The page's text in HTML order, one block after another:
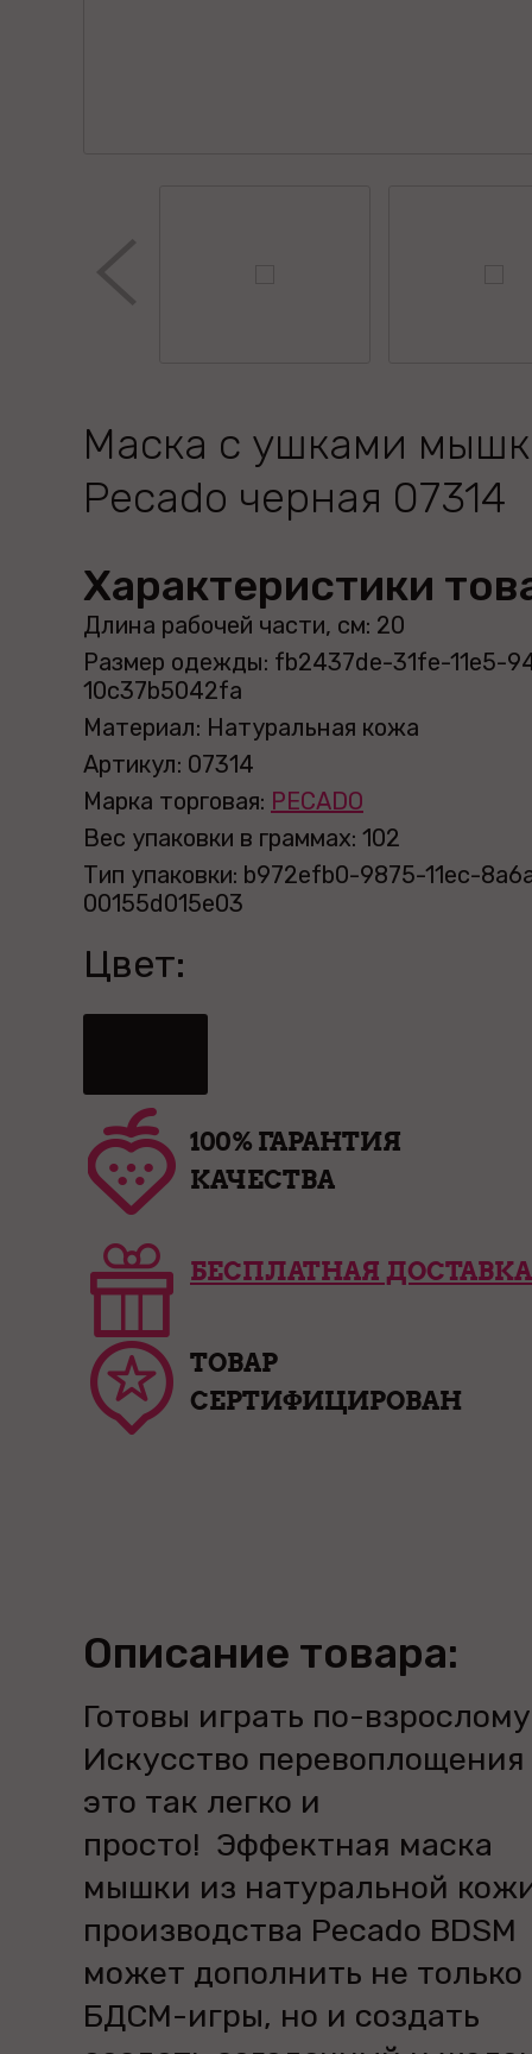
Маска с ушками
Pecado черная 07314
Характеристики
Длина рабочей части, см: 20
Размер одежды: fb2437de-31fe-11e5-
10c37b5042fa
Материал: Натуральная кожа
Артикул: 07314
Марка торговая: PECADO
Вес упаковки в граммах: 102
Тип упаковки: b972efb0-9875-11ec-
00155d015e03
Цвет:
100% ГАРАНТИЯ
КАЧЕСТВА
БЕСПЛАТНАЯ ДОСТАВКА
ТОВАР
СЕРТИФИЦИРОВАН
Описание товара:
Готовы играть по-
Искусство перевоплощения
это так легко и
просто! Эффектная маска
мышки из натуральной
производства Pecado BDSM
может дополнить не только
БДСМ-игры, но и создать